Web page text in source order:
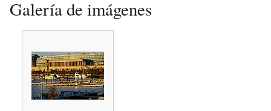
Galería de imágenes